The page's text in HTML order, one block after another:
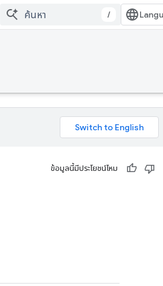
/
ข้อมูลนี้มีประโยชน์ไหม